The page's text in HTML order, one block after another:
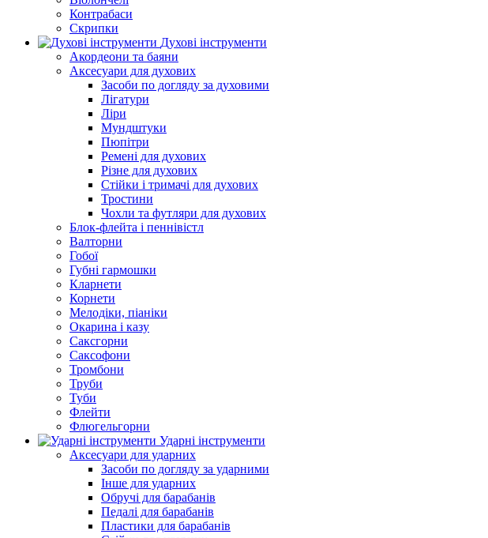
Контрабаси
Скрипки
Духові інструменти
Акордеони та баяни
Аксесуари для духових
Засоби по догляду за духовими
Лігатури
Ліри
Мундштуки
Пюпітри
Ремені для духових
Різне для духових
Стійки і тримачі для духових
Тростини
Чохли та футляри для духових
Блок-флейта і пеннівістл
Валторни
Гобої
Губні гармошки
Кларнети
Корнети
Мелодіки, піаніки
Окарина і казу
Саксгорни
Саксофони
Тромбони
Труби
Туби
Флейти
Флюгельгорни
Ударні інструменти
Аксесуари для ударних
Засоби по догляду за ударними
Інше для ударних
Обручі для барабанів
Педалі для барабанів
Пластики для барабанів